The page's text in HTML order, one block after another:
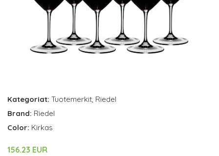
Kategoriat: Tuotemerkit Riedel
Brand: Riedel
Color: Kirkas
156.23 EUR